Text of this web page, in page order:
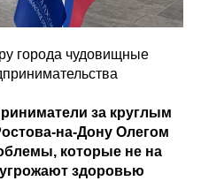
города чудовищные
за круглым
на-Дону Олегом
которые не на
здоровью